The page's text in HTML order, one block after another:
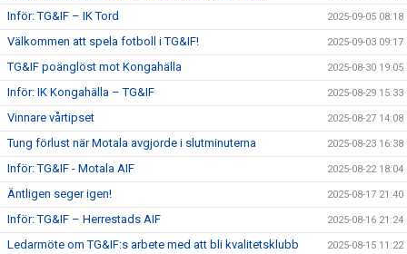
Inför: TG&IF – IK Tord 2025-09-05 08:18
Välkommen att spela fotboll i TG&IF! 2025-09-03 09:17
TG&IF poänglöst mot Kongahälla 2025-08-30 19:05
Inför: IK Kongahälla – TG&IF 2025-08-29 15:33
Vinnare vårtipset 2025-08-27 14:08
Tung förlust när Motala avgjorde i slutminuterna 2025-08-23 16:38
Inför: TG&IF - Motala AIF 2025-08-22 18:04
Äntligen seger igen! 2025-08-17 21:40
Inför: TG&IF – Herrestads AIF 2025-08-16 21:24
Ledarmöte om TG&IF:s arbete med att bli kvalitetsklubb 2025-08-15 11:22